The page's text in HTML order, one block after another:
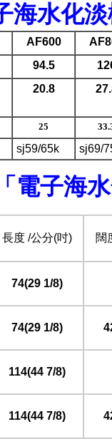
海水化
AF600
94.5
20.8
25
sj59/65k sj69/
電子海
長度 /公分(吋) 闊
74(29 1/8)
74(29 1/8)
114(44 7/8)
114(44 7/8)